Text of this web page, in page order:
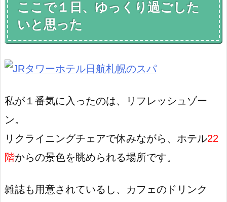
ここで１日、ゆっくり過ごした
いと思った
私が１番気に入ったのは、リフレッシュゾー
ン。
リクライニングチェアで休みながら、ホテル22
階からの景色を眺められる場所です。
雑誌も用意されているし、カフェのドリンク